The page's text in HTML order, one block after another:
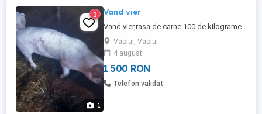
1
1 Vand vier
Vand vier,rasa de carne 100 de kilograme
Vaslui, Vaslui
4 august
1 500 RON
Telefon validat